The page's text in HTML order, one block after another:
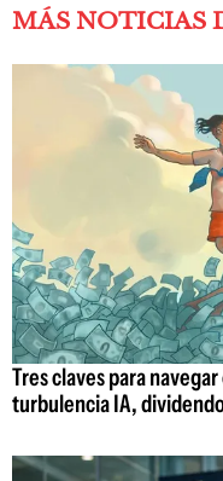
MÁS NOTICIAS
Tres claves para
turbulencia IA,